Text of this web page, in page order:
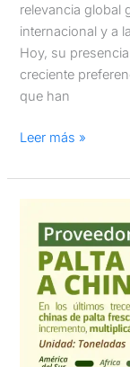
relevancia global
internacional y a
Hoy, su
creciente
que han
Leer más »
palta
fresca
China:
2012